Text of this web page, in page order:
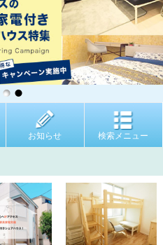
お知らせ 検索メニュー